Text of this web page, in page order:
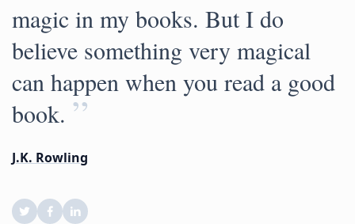
magic in my books. But I do
believe something very magical
can happen when you read a good
book. ”
J.K. Rowling